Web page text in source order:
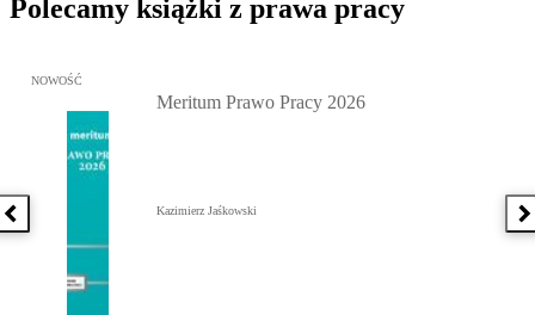
Polecamy książki z prawa pracy
Poprzednia książka
Przejdź do: Meritum Prawo Pracy 2026, Kazimierz Jaśkowski -
NOWOŚĆ
Meritum Prawo Pracy 2026
Kazimierz Jaśkowski